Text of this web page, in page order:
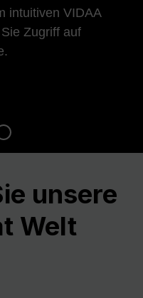
intuitiven VIDAA
Zugriff auf
unsere
Welt